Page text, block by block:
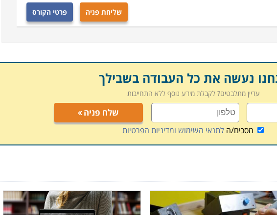
שליחת פניה פרטי הקורס
נעשה את כל העבודה בשבילך
עדיין מתלבטים? לקבלת מידע נוסף ללא התחייבות
שלח פניה
מסכים/הלתנאי השימוש ומדיניות הפרטיות